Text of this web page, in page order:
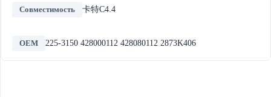
Совместимость 卡特C4.4
OEM 225-3150 428000112 428080112 2873K406